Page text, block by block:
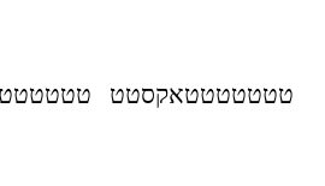
טטטטטטטאקסטט